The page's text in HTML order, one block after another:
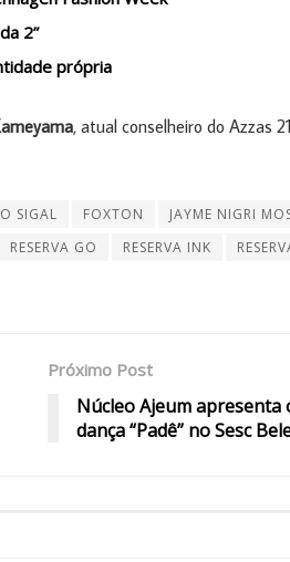
2”
própria
, atual conselheiro do Azzas
SIGAL FOXTON
JAYME NIGRI
RESERVA GO RESERVA INK
Próximo Post
Núcleo Ajeum apresenta
dança “Padê” no Sesc